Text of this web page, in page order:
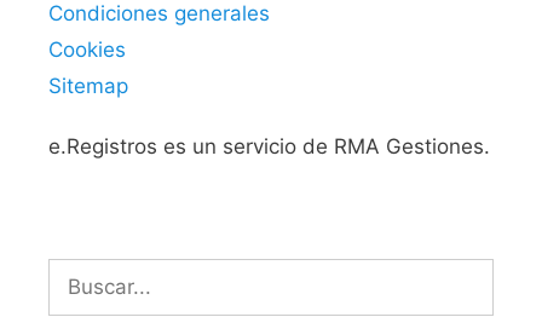
Condiciones generales
Cookies
Sitemap
e.Registros es un servicio de RMA Gestiones.
Buscar: